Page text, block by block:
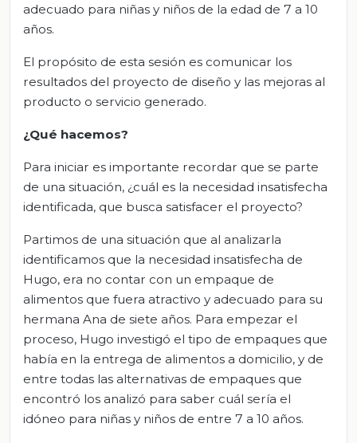
adecuado para niñas y niños de la edad de 7 a 10
años.
El propósito de esta sesión es comunicar los
resultados del proyecto de diseño y las mejoras al
producto o servicio generado.
¿Qué hacemos?
Para iniciar es importante recordar que se parte
de una situación, ¿cuál es la necesidad insatisfecha
identificada, que busca satisfacer el proyecto?
Partimos de una situación que al analizarla
identificamos que la necesidad insatisfecha de
Hugo, era no contar con un empaque de
alimentos que fuera atractivo y adecuado para su
hermana Ana de siete años. Para empezar el
proceso, Hugo investigó el tipo de empaques que
había en la entrega de alimentos a domicilio, y de
entre todas las alternativas de empaques que
encontró los analizó para saber cuál sería el
idóneo para niñas y niños de entre 7 a 10 años.